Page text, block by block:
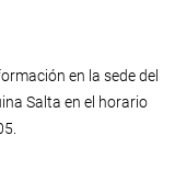
en la sede del
Salta en el horario